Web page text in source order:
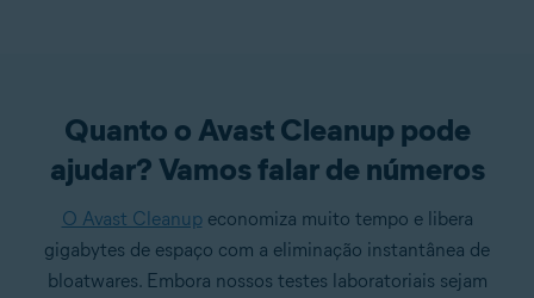
Quanto o Avast Cleanup pode
ajudar? Vamos falar de números
O Avast Cleanupeconomiza muito tempo e libera
gigabytes de espaço com a eliminação instantânea de
bloatwares. Embora nossos testes laboratoriais sejam